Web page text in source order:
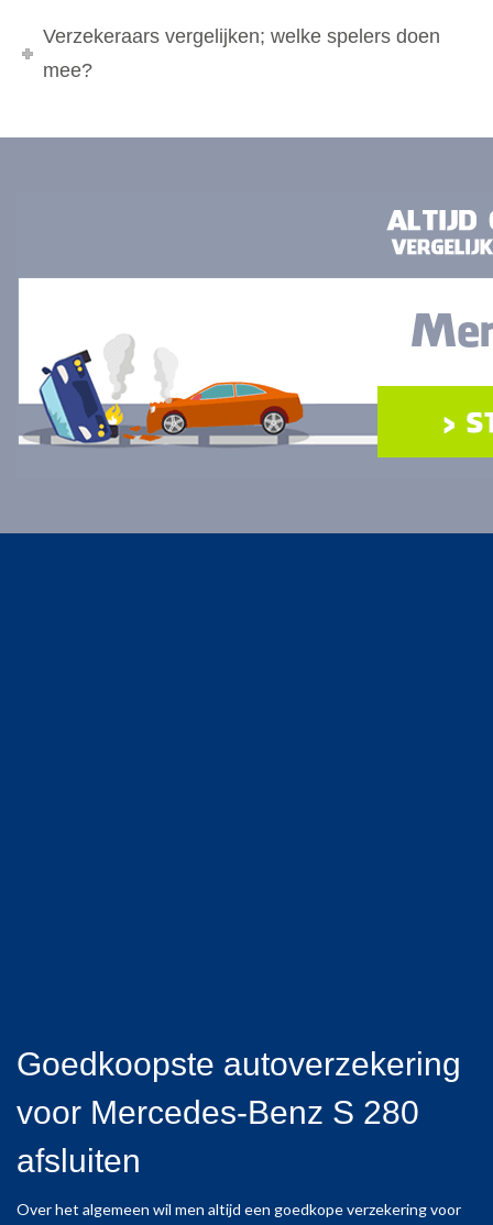
Verzekeraars vergelijken; welke spelers doen
mee?
Goedkoopste autoverzekering
voor Mercedes-Benz S 280
afsluiten
Over het algemeen wil men altijd een goedkope verzekering voor